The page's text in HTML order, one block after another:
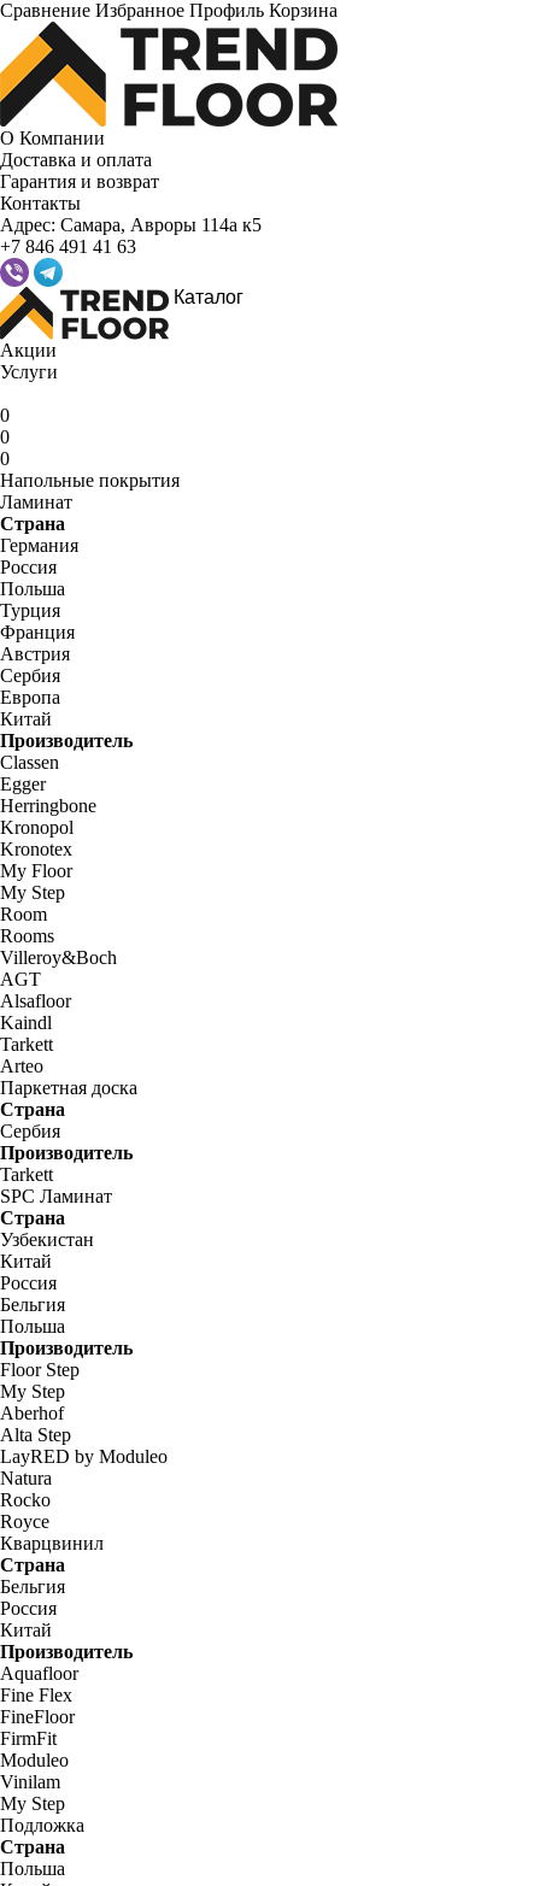
Сравнение Избранное Профиль Корзина
О Компании
Доставка и оплата
Гарантия и возврат
Контакты
Адрес: Самара, Авроры 114а к5
+7 846 491 41 63
Каталог
Акции
Услуги
0
0
0
Напольные покрытия
Ламинат
Страна
Германия
Россия
Польша
Турция
Франция
Австрия
Сербия
Европа
Китай
Производитель
Classen
Egger
Herringbone
Kronopol
Kronotex
My Floor
My Step
Room
Rooms
Villeroy&Boch
AGT
Alsafloor
Kaindl
Tarkett
Arteo
Паркетная доска
Страна
Сербия
Производитель
Tarkett
SPC Ламинат
Страна
Узбекистан
Китай
Россия
Бельгия
Польша
Производитель
Floor Step
My Step
Aberhof
Alta Step
LayRED by Moduleo
Natura
Rocko
Royce
Кварцвинил
Страна
Бельгия
Россия
Китай
Производитель
Aquafloor
Fine Flex
FineFloor
FirmFit
Moduleo
Vinilam
My Step
Подложка
Страна
Польша